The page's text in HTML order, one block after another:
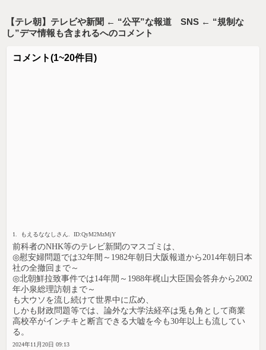
【テレ朝】テレビや新聞 ← “公平”な報道 SNS ← “規制な
し”デマ情報も含まれるへのコメント
コメント(1~20件目)
1. もえるななしさん. ID:QyM2MzMjY
前科者のNHK等のテレビ新聞のマスゴミは、
◎慰安婦問題では32年間～1982年朝日大阪報道から2014年朝日本
社の全撤回まで～
◎北朝鮮拉致事件では14年間～1988年梶山大臣国会答弁から2002
年小泉総理訪朝まで～
も大ウソを流し続けて世界中に広め、
しかも財政問題等では、論外な大学法経卒は兎も角として商業
高校卒がインチキと断言できる大嘘を今も30年以上も流してい
る。
2024年11月20日 09:13